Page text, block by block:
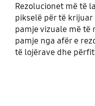
Rezolucionet më të
pikselë për të
pamje vizuale më të
pamje nga afër e
të lojërave dhe